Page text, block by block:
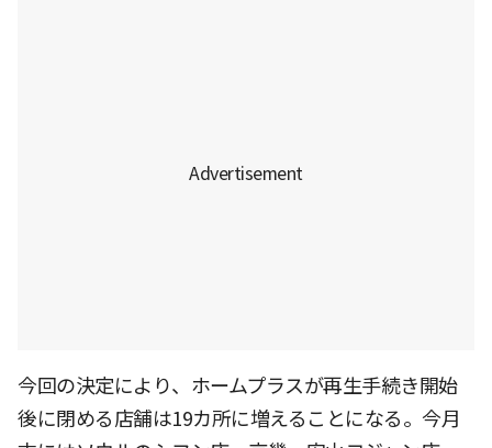
今回の決定により、ホームプラスが再生手続き開始
後に閉める店舗は19カ所に増えることになる。今月